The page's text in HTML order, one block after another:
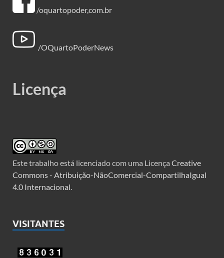
/oquartopoder,com.br
/OQuartoPoderNews
Licença
Este trabalho está licenciado com uma Licença Creative
Commons - Atribuição-NãoComercial-CompartilhaIgual
4.0 Internacional
VISITANTES